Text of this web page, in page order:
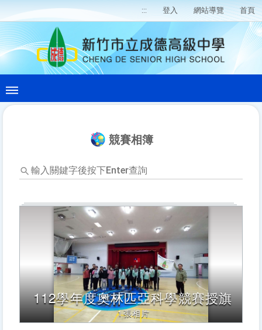
::: 登入 網站導覽 首頁
競賽相簿
輸
入
鍵
查
詢，
下
方
內
112學年度奧林匹亞科學競賽授旗
1張相片